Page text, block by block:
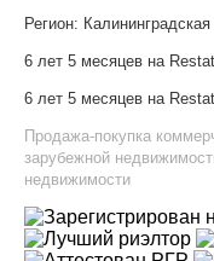
Регион:
6 лет 5 месяцев на
6 лет 5 месяцев на
Продажа-покупка
зарубежной
недвижимости